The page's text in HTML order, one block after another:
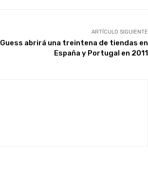
ARTÍCULO SIGUIENTE
Guess abrirá una treintena de tiendas en
España y Portugal en 2011